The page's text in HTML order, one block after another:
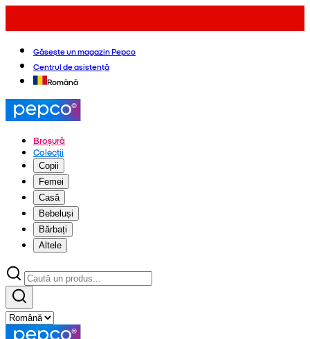
Găsește un magazin Pepco
Centrul de asistență
Română
Broșură
Colecții
Copii
Femei
Casă
Bebeluși
Bărbați
Altele